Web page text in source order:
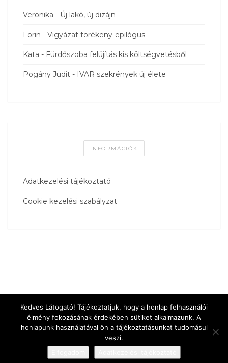
Veronika - Új lakó, új dizájn
Lorin - Vigyázat törékeny-epilógus
Kata - Fürdőszoba felújítás kis költségvetésből
Pogány Judit - IVAR szekrények új élete
INFORMÁCIÓK
Adatkezelési tájékoztató
Cookie kezelési szabályzat
Kedves Látogató! Tájékoztatjuk, hogy a honlap felhasználói
élmény fokozásának érdekében sütiket alkalmazunk. A
honlapunk használatával ön a tájékoztatásunkat tudomásul
veszi.